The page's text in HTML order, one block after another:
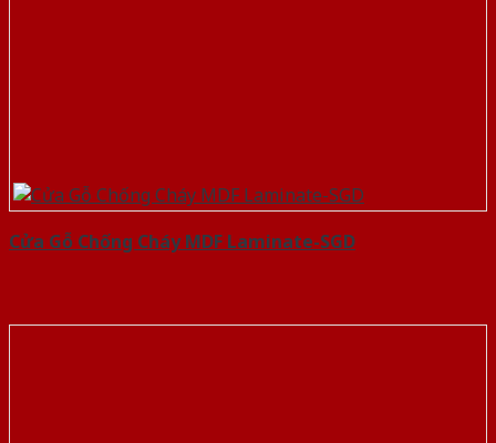
Cửa Gỗ Chống Cháy MDF Laminate-SGD